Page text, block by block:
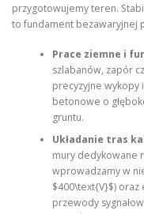
przygotowujemy teren.
to fundament bezawaryjnej
Prace ziemne i
szlabanów, zapór
precyzyjne
betonowe o
gruntu.
Układanie tras
mury dedykowane
wprowadzamy w
$400\text{V}$)
przewody